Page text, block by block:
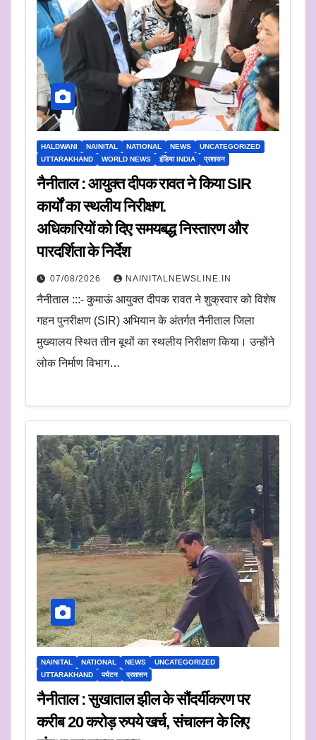
HALDWANI NAINITAL NATIONAL NEWS
UNCATEGORIZED
UTTARAKHAND
WORLD NEWS इंडिया INDIA प्रशासन
नैनीताल : आयुक्त दीपक रावत ने किया SIR
कार्यों का स्थलीय निरीक्षण.
अधिकारियों को दिए समयबद्ध निस्तारण और
पारदर्शिता के निर्देश
07/08/2026 NAINITALNEWSLINE.IN
नैनीताल :::- कुमाऊं आयुक्त दीपक रावत ने शुक्रवार को विशेष
गहन पुनरीक्षण (SIR) अभियान के अंतर्गत नैनीताल जिला
मुख्यालय स्थित तीन बूथों का स्थलीय निरीक्षण किया। उन्होंने
लोक निर्माण विभाग…
NAINITAL NATIONAL NEWS
UNCATEGORIZED
UTTARAKHAND
पर्यटन प्रशासन
नैनीताल : सुखाताल झील के सौंदर्यीकरण पर
करीब 20 करोड़ रुपये खर्च, संचालन के लिए